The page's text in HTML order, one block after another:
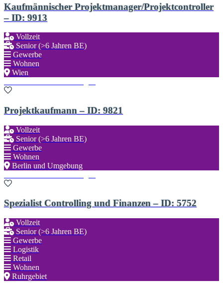
Kaufmännischer Projektmanager/Projektcontroller
– ID: 9913
Vollzeit
Senior (>6 Jahren BE)
Gewerbe
Wohnen
Wien
Projektkaufmann – ID: 9821
Vollzeit
Senior (>6 Jahren BE)
Gewerbe
Wohnen
Berlin und Umgebung
Spezialist Controlling und Finanzen – ID: 5752
Vollzeit
Senior (>6 Jahren BE)
Gewerbe
Logistik
Retail
Wohnen
Ruhrgebiet